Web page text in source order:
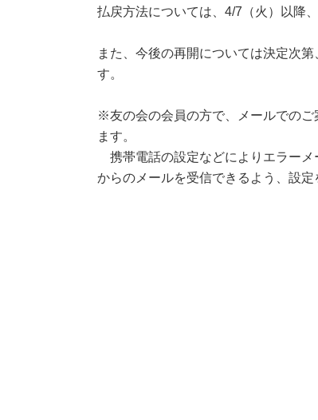
払戻方法については、4/7（火）以降
また、今後の再開については決定次
す。
※友の会の会員の方で、メールでのご
ます。
携帯電話の設定などによりエラーメ
からのメールを受信できるよう、設定